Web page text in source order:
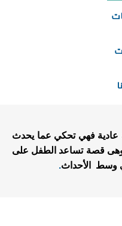
فهي تحكي عما يحدث
وهى قصة تساعد الطفل على
وسط الأحداث.